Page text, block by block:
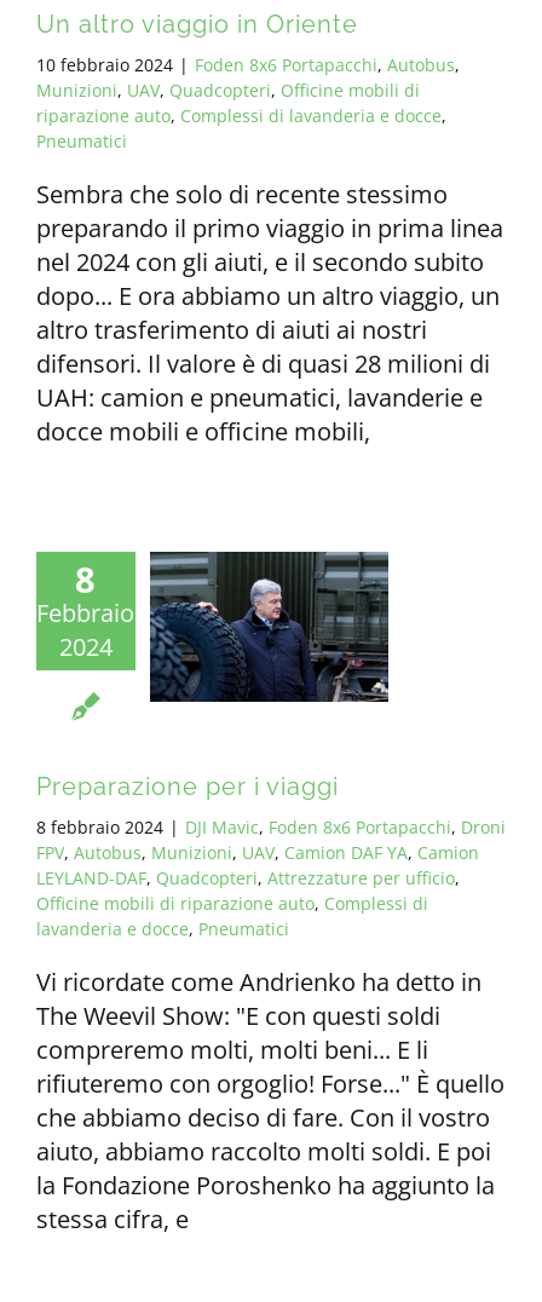
Un altro viaggio in Oriente
10 febbraio 2024 | Foden 8x6 Portapacchi, Autobus,
Munizioni, UAV, Quadcopteri, Officine mobili di
riparazione auto, Complessi di lavanderia e docce,
Pneumatici
Sembra che solo di recente stessimo
preparando il primo viaggio in prima linea
nel 2024 con gli aiuti, e il secondo subito
dopo... E ora abbiamo un altro viaggio, un
altro trasferimento di aiuti ai nostri
difensori. Il valore è di quasi 28 milioni di
UAH: camion e pneumatici, lavanderie e
docce mobili e officine mobili,
8
Febbraio
2024
Preparazione per i viaggi
8 febbraio 2024 | DJI Mavic, Foden 8x6 Portapacchi, Droni
FPV, Autobus, Munizioni, UAV, Camion DAF YA, Camion
LEYLAND-DAF, Quadcopteri, Attrezzature per ufficio,
Officine mobili di riparazione auto, Complessi di
lavanderia e docce, Pneumatici
Vi ricordate come Andrienko ha detto in
The Weevil Show: "E con questi soldi
compreremo molti, molti beni... E li
rifiuteremo con orgoglio! Forse..." È quello
che abbiamo deciso di fare. Con il vostro
aiuto, abbiamo raccolto molti soldi. E poi
la Fondazione Poroshenko ha aggiunto la
stessa cifra, e